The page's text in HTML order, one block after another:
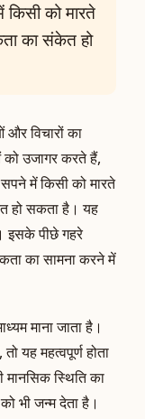
को मारते
का संकेत हो
विचारों का
को उजागर करते हैं,
में किसी को मारते
हो सकता है। यह
इसके पीछे गहरे
का सामना करने में
माना जाता है।
यह महत्वपूर्ण होता
स्थिति का
भी जन्म देता है।